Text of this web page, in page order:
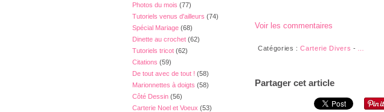
Photos du mois (77)
Tutoriels venus d'ailleurs (74)
Spécial Mariage (68)
Dinette au crochet (62)
Tutoriels tricot (62)
Citations (59)
De tout avec de tout ! (58)
Marionnettes à doigts (58)
Côté Dessin (56)
Carterie Noel et Voeux (53)
Voir les commentaires
Catégories :Carterie Divers -
Partager cet article